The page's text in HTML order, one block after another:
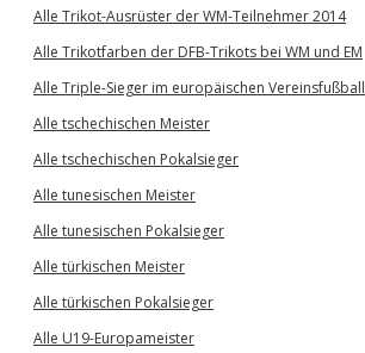
Alle Trikot-Ausrüster der WM-Teilnehmer 2014
Alle Trikotfarben der DFB-Trikots bei WM und EM
Alle Triple-Sieger im europäischen Vereinsfußball
Alle tschechischen Meister
Alle tschechischen Pokalsieger
Alle tunesischen Meister
Alle tunesischen Pokalsieger
Alle türkischen Meister
Alle türkischen Pokalsieger
Alle U19-Europameister